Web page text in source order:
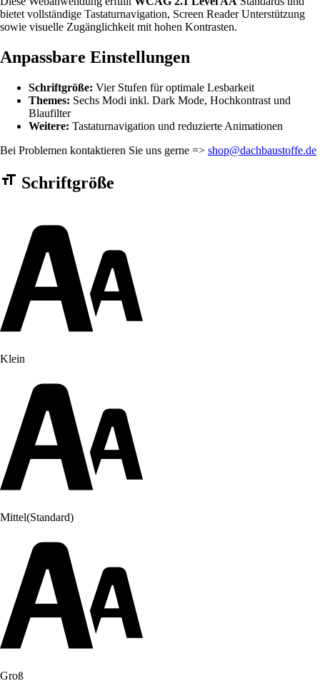
bietet vollständige Tastaturnavigation, Screen Reader Unterstützung
sowie visuelle Zugänglichkeit mit hohen Kontrasten.
Anpassbare Einstellungen
Schriftgröße: Vier Stufen für optimale Lesbarkeit
Themes: Sechs Modi inkl. Dark Mode, Hochkontrast und
Blaufilter
Weitere: Tastaturnavigation und reduzierte Animationen
Bei Problemen kontaktieren Sie uns gerne => shop@dachbaustoffe.de
Barrierefreiheit Einstellungen Formular
Schriftgröße
Klein
Mittel(Standard)
Groß